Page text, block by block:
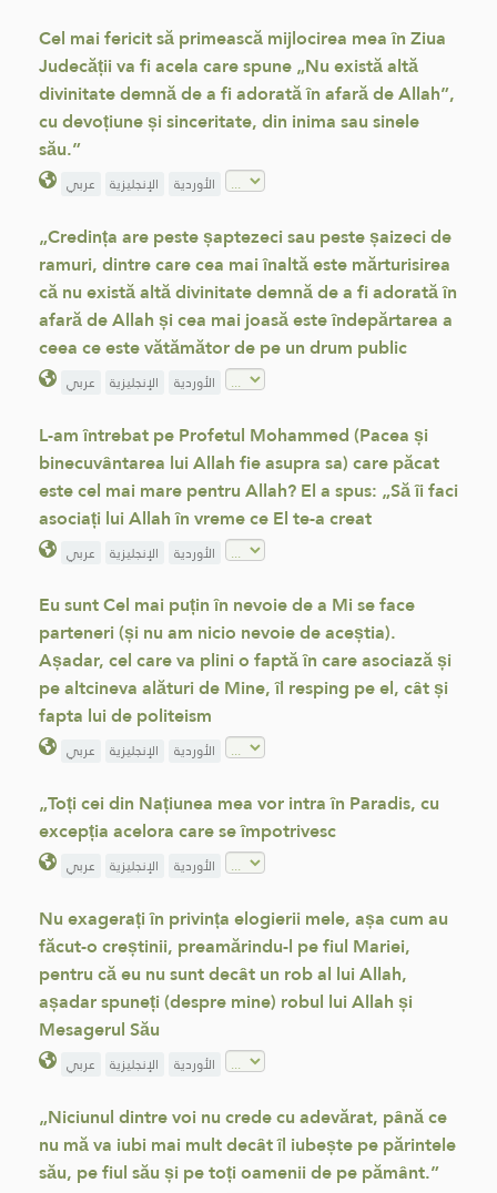
Cel mai fericit să primească mijlocirea mea în Ziua
Judecății va fi acela care spune „Nu există altă
divinitate demnă de a fi adorată în afară de Allah”,
cu devoțiune și sinceritate, din inima sau sinele
său.”
عربي الإنجليزية الأوردية
„Credința are peste șaptezeci sau peste șaizeci de
ramuri, dintre care cea mai înaltă este mărturisirea
că nu există altă divinitate demnă de a fi adorată în
afară de Allah și cea mai joasă este îndepărtarea a
ceea ce este vătămător de pe un drum public
عربي الإنجليزية الأوردية
L-am întrebat pe Profetul Mohammed (Pacea și
binecuvântarea lui Allah fie asupra sa) care păcat
este cel mai mare pentru Allah? El a spus: „Să îi faci
asociați lui Allah în vreme ce El te-a creat
عربي الإنجليزية الأوردية
Eu sunt Cel mai puțin în nevoie de a Mi se face
parteneri (și nu am nicio nevoie de aceștia).
Așadar, cel care va plini o faptă în care asociază și
pe altcineva alături de Mine, îl resping pe el, cât și
fapta lui de politeism
عربي الإنجليزية الأوردية
„Toți cei din Națiunea mea vor intra în Paradis, cu
excepția acelora care se împotrivesc
عربي الإنجليزية الأوردية
Nu exagerați în privința elogierii mele, așa cum au
făcut-o creștinii, preamărindu-l pe fiul Mariei,
pentru că eu nu sunt decât un rob al lui Allah,
așadar spuneți (despre mine) robul lui Allah și
Mesagerul Său
عربي الإنجليزية الأوردية
„Niciunul dintre voi nu crede cu adevărat, până ce
nu mă va iubi mai mult decât îl iubește pe părintele
său, pe fiul său și pe toți oamenii de pe pământ.”